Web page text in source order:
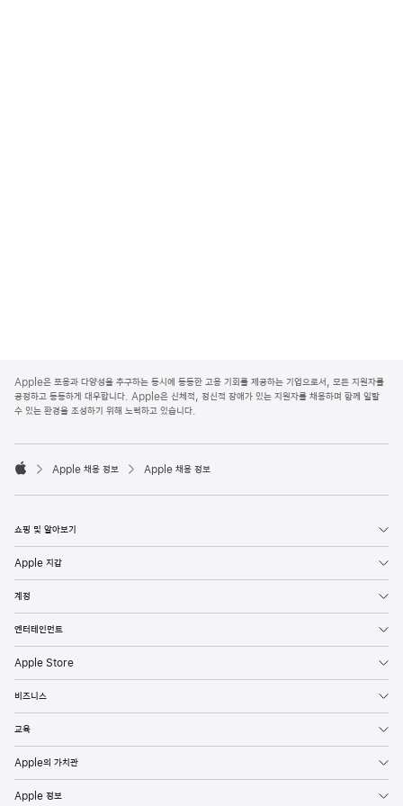
p
p
l
o
e
Apple은 포용과 다양성을 추구하는 동시에 동등한 고용 기회를 제공하는 기업으로서, 모든 지원자를
공정하고 동등하게 대우합니다. Apple은 신체적, 정신적 장애가 있는 지원자를 채용하며 함께 일할
수 있는 환경을 조성하기 위해 노력하고 있습니다.

p
l
Apple 채용 정보 Apple 채용 정보
쇼핑 및 알아보기
Apple 지갑
계정
엔터테인먼트
Apple Store
비즈니스
교육
Apple의 가치관
Apple 정보